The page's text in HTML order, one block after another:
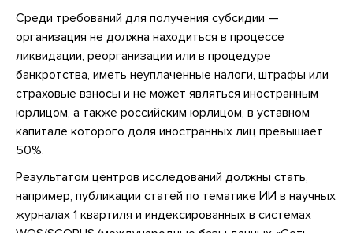
Среди требований для получения субсидии —
организация не должна находиться в процессе
ликвидации, реорганизации или в процедуре
банкротства, иметь неуплаченные налоги, штрафы или
страховые взносы и не может являться иностранным
юрлицом, а также российским юрлицом, в уставном
капитале которого доля иностранных лиц превышает
50%.
Результатом центров исследований должны стать,
например, публикации статей по тематике ИИ в научных
журналах 1 квартиля и индексированных в системах